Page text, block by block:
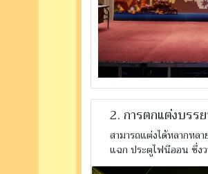
2. การตกแต่งบรร
สามารถแต่งได้หลากหล
แฉก ประตูไฟนีออน ซึ่งว